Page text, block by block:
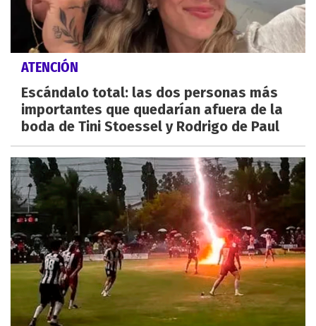
ATENCIÓN
Escándalo total: las dos personas más
importantes que quedarían afuera de la
boda de Tini Stoessel y Rodrigo de Paul